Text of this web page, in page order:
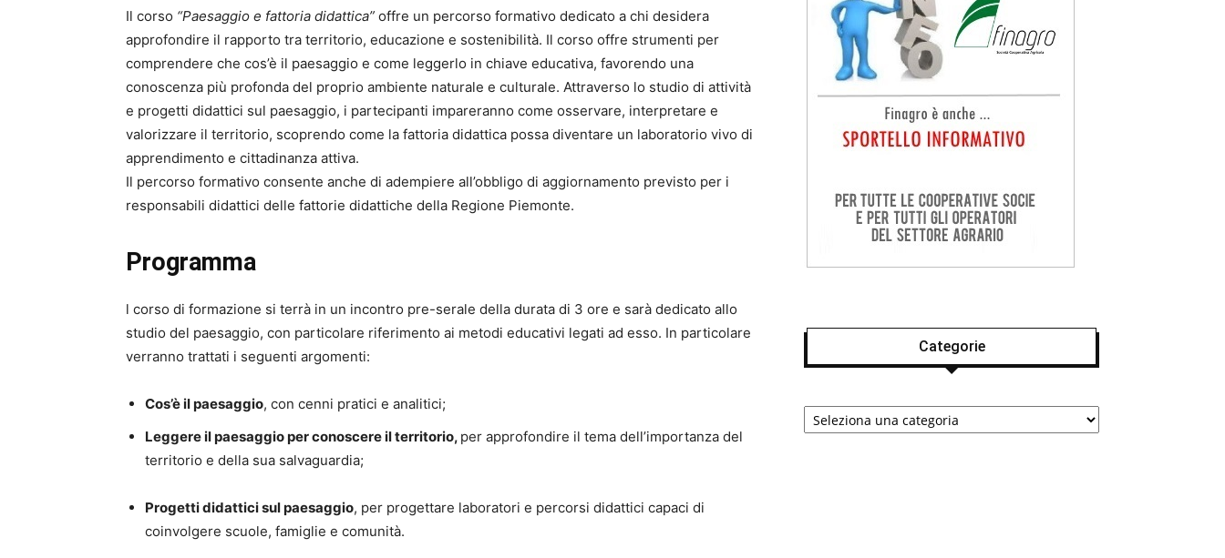
Il corso “Paesaggio e fattoria didattica” offre un percorso formativo dedicato a chi desidera
approfondire il rapporto tra territorio, educazione e sostenibilità. Il corso offre strumenti per
comprendere che cos’è il paesaggio e come leggerlo in chiave educativa, favorendo una
conoscenza più profonda del proprio ambiente naturale e culturale. Attraverso lo studio di attività
e progetti didattici sul paesaggio, i partecipanti impareranno come osservare, interpretare e
valorizzare il territorio, scoprendo come la fattoria didattica possa diventare un laboratorio vivo di
apprendimento e cittadinanza attiva.
Il percorso formativo consente anche di adempiere all’obbligo di aggiornamento previsto per i
responsabili didattici delle fattorie didattiche della Regione Piemonte.
Programma
l corso di formazione si terrà in un incontro pre-serale della durata di 3 ore e sarà dedicato allo
studio del paesaggio, con particolare riferimento ai metodi educativi legati ad esso. In particolare
verranno trattati i seguenti argomenti:
Cos’è il paesaggio, con cenni pratici e analitici;
Leggere il paesaggio per conoscere il territorio, per approfondire il tema dell’importanza del
territorio e della sua salvaguardia;
Progetti didattici sul paesaggio, per progettare laboratori e percorsi didattici capaci di
coinvolgere scuole, famiglie e comunità.
Categorie
Categorie